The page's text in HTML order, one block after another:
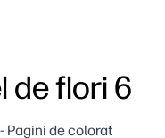
de flori 6
Pagini de colorat